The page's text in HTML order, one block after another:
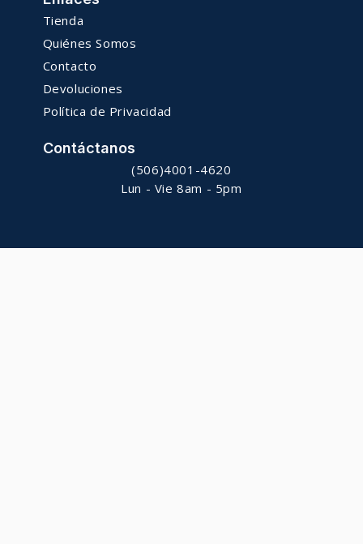
Tienda
Quiénes Somos
Contacto
Devoluciones
Política de Privacidad
Contáctanos
(506)4001-4620
Lun - Vie 8am - 5pm